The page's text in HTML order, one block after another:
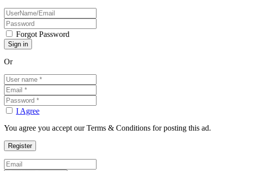
Forgot Password
Or
I Agree
You agree you accept our Terms & Conditions for posting this ad.